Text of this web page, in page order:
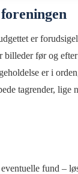
er
før og
er i
tagrender, lige
fund –